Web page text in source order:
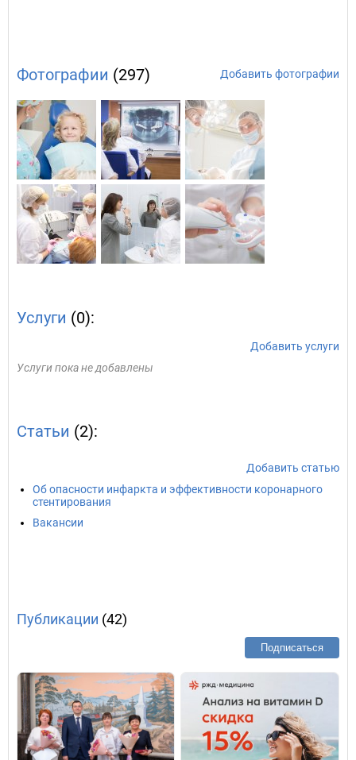
Фотографии (297) Добавить фотографии
Услуги (0):
Добавить услуги
Услуги пока не добавлены
Статьи (2):
Добавить статью
Об опасности инфаркта и эффективности коронарного
стентирования
Вакансии
Публикации (42)
Подписаться